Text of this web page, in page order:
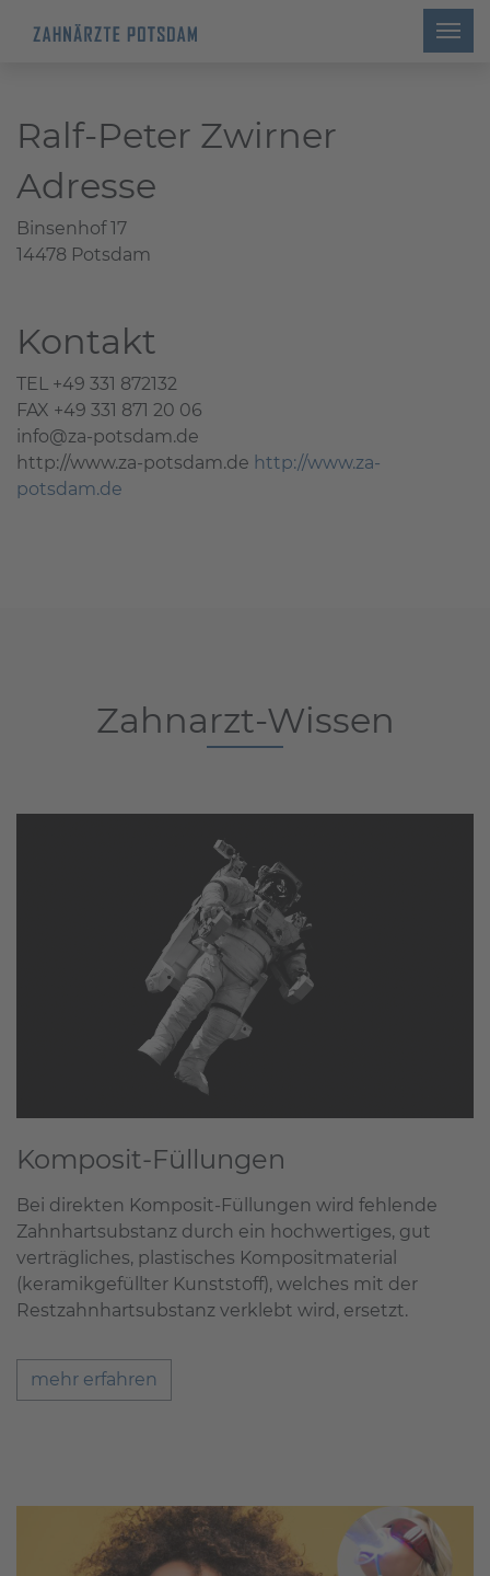
Ralf-Peter Zwirner
Adresse
Binsenhof 17
14478 Potsdam
Kontakt
TEL +49 331 872132
FAX +49 331 871 20 06
info@za-potsdam.de
http://www.za-potsdam.de http://www.za-
potsdam.de
Zahnarzt-Wissen
Komposit-Füllungen
Bei direkten Komposit-Füllungen wird fehlende
Zahnhartsubstanz durch ein hochwertiges, gut
verträgliches, plastisches Kompositmaterial
(keramikgefüllter Kunststoff), welches mit der
Restzahnhartsubstanz verklebt wird, ersetzt.
mehr erfahren